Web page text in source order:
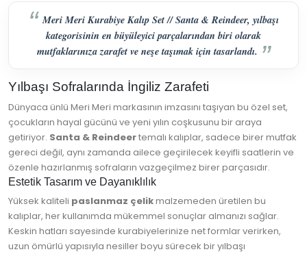
Meri Meri Kurabiye Kalıp Set // Santa & Reindeer, yılbaşı
kategorisinin en büyüleyici parçalarından biri olarak
mutfaklarınıza zarafet ve neşe taşımak için tasarlandı.
Yılbaşı Sofralarında İngiliz Zarafeti
Dünyaca ünlü Meri Meri markasının imzasını taşıyan bu özel set,
çocukların hayal gücünü ve yeni yılın coşkusunu bir araya
getiriyor. Santa & Reindeertemalı kalıplar, sadece birer mutfak
gereci değil, aynı zamanda ailece geçirilecek keyifli saatlerin ve
özenle hazırlanmış sofraların vazgeçilmez birer parçasıdır.
Estetik Tasarım ve Dayanıklılık
Yüksek kaliteli paslanmaz çelikmalzemeden üretilen bu
kalıplar, her kullanımda mükemmel sonuçlar almanızı sağlar.
Keskin hatları sayesinde kurabiyelerinize net formlar verirken,
uzun ömürlü yapısıyla nesiller boyu sürecek bir yılbaşı